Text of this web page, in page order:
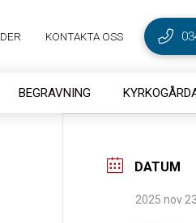
KONTAKTA OSS
BEGRAVNING
DATUM
2025 nov 23